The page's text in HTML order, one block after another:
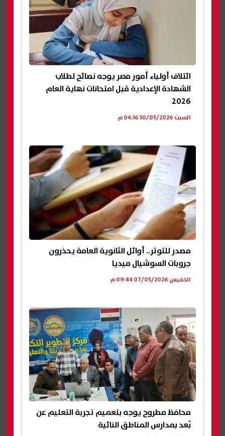
ائتلاف أولياء أمور مصر يوجه نصائح لطلاب
الشهادة الإعدادية قبل امتحانات نهاية العام
2026
السبت 30/05/2026 04:16 م
مصدر للتوتر.. أوائل الثانوية العامة يحذرون
جروبات السوشيال ميديا
الخميس 07/05/2026 09:44 م
محافظ مطروح يوجه بتعميم تجربة التعليم عن
بُعد بمدارس المناطق النائية